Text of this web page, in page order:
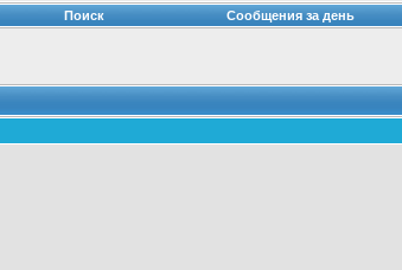
Поиск Сообщения за день